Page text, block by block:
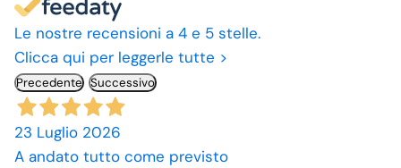
Le nostre recensioni a 4 e 5 stelle.
Clicca qui per leggerle tutte >
Precedente Successivo
23 Luglio 2026
A andato tutto come previsto